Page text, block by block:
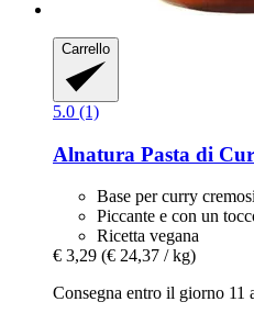
Carrello
5.0 (1)
Alnatura Pasta di
Base per curry cremosi
Piccante e con un
Ricetta vegana
€ 3,29 (€ 24,37 / kg)
Consegna entro il giorno 11